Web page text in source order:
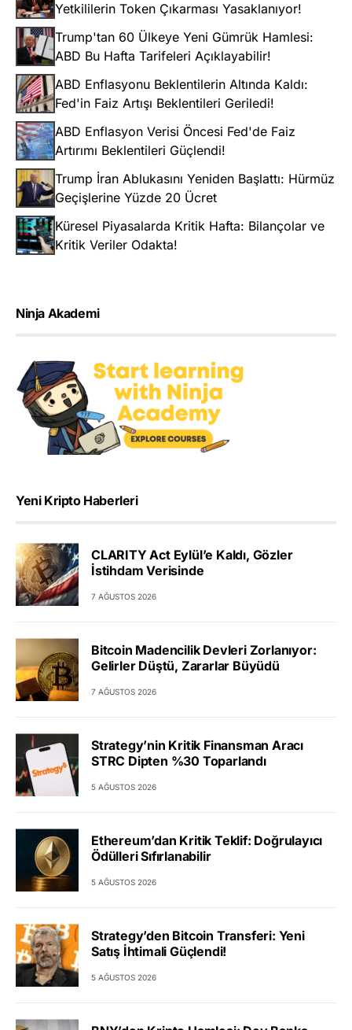
Yetkililerin Token Çıkarması Yasaklanıyor!
Trump'tan 60 Ülkeye Yeni Gümrük Hamlesi:
ABD Bu Hafta Tarifeleri Açıklayabilir!
ABD Enflasyonu Beklentilerin Altında Kaldı:
Fed'in Faiz Artışı Beklentileri Geriledi!
ABD Enflasyon Verisi Öncesi Fed'de Faiz
Artırımı Beklentileri Güçlendi!
Trump İran Ablukasını Yeniden Başlattı: Hürmüz
Geçişlerine Yüzde 20 Ücret
Küresel Piyasalarda Kritik Hafta: Bilançolar ve
Kritik Veriler Odakta!
Ninja Akademi
Yeni Kripto Haberleri
CLARITY Act Eylül’e Kaldı, Gözler
İstihdam Verisinde
7 AĞUSTOS 2026
Bitcoin Madencilik Devleri Zorlanıyor:
Gelirler Düştü, Zararlar Büyüdü
7 AĞUSTOS 2026
Strategy’nin Kritik Finansman Aracı
STRC Dipten %30 Toparlandı
5 AĞUSTOS 2026
Ethereum’dan Kritik Teklif: Doğrulayıcı
Ödülleri Sıfırlanabilir
5 AĞUSTOS 2026
Strategy’den Bitcoin Transferi: Yeni
Satış İhtimali Güçlendi!
5 AĞUSTOS 2026